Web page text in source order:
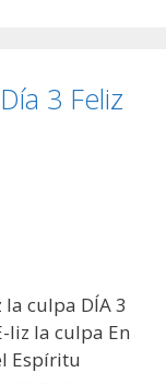
3 Feliz
la culpa DÍA 3
liz la culpa En
Espíritu